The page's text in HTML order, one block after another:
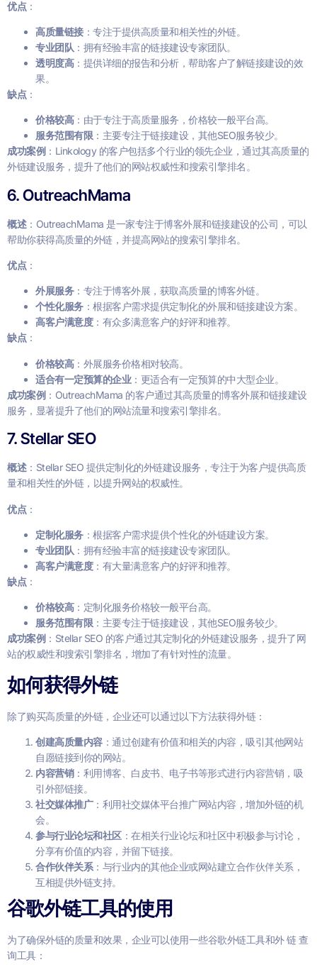
优点：
高质量链接：专注于提供高质量和相关性的外链。
专业团队 ：拥有经验丰富的链接建设专家团队。
透明度高：提供详细的报告和分析，帮助客户了解链接建设的效
果。
缺点：
价格较高：由于专注于高质量服务，价格较一般平台高。
服务范围有限 ：主要专注于链接建设，其他SEO服务较少。
成功案例：Linkology 的客户包括多个行业的领先企业，通过其高质量的
外链建设服务，提升了他们的网站权威性和搜索引擎排名。
6. OutreachMama
概述：OutreachMama 是一家专注于博客外展和链接建设的公司，可以
帮助你获得高质量的外链，并提高网站的搜索引擎排名。
优点：
外展服务：专注于博客外展，获取高质量的博客外链。
个性化服务：根据客户需求提供定制化的外展和链接建设方案。
高客户满意度：有众多满意客户的好评和推荐。
缺点：
价格较高：外展服务价格相对较高。
适合有一定预算的企业：更适合有一定预算的中大型企业。
成功案例：OutreachMama 的客户通过其高质量的博客外展和链接建设
服务，显著提升了他们的网站流量和搜索引擎排名。
7. Stellar SEO
概述：Stellar SEO 提供定制化的外链建设服务，专注于为客户提供高质
量和相关性的外链，以提升网站的权威性。
优点：
定制化服务：根据客户需求提供个性化的外链建设方案。
专业团队 ：拥有经验丰富的链接建设专家团队。
高客户满意度：有大量满意客户的好评和推荐。
缺点：
价格较高：定制化服务价格较一般平台高。
服务范围有限：主要专注于链接建设，其他SEO服务较少。
成功案例：Stellar SEO 的客户通过其定制化的外链建设服务，提升了网
站的权威性和搜索引擎排名，增加了有针对性的流量。
如何获得外链
除了购买高质量的外链，企业还可以通过以下方法获得外链：
创建高质量内容：通过创建有价值和相关的内容，吸引其他网站
自愿链接到你的网站。
内容营销：利用博客、白皮书、电子书等形式进行内容营销，吸
引外部链接。
社交媒体推广：利用社交媒体平台推广网站内容，增加外链的机
会。
参与行业论坛和社区：在相关行业论坛和社区中积极参与讨论，
分享有价值的内容，并留下链接。
合作伙伴关系：与行业内的其他企业或网站建立合作伙伴关系，
互相提供外链支持。
谷歌外链工具的使用
为了确保外链的质量和效果，企业可以使用一些谷歌外链工具和外 链 查
询工具：